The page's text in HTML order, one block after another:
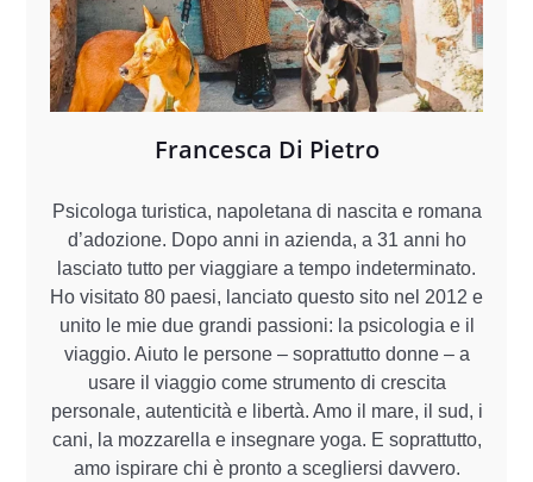
Francesca Di Pietro
Psicologa turistica, napoletana di nascita e romana
d’adozione. Dopo anni in azienda, a 31 anni ho
lasciato tutto per viaggiare a tempo indeterminato.
Ho visitato 80 paesi, lanciato questo sito nel 2012 e
unito le mie due grandi passioni: la psicologia e il
viaggio. Aiuto le persone – soprattutto donne – a
usare il viaggio come strumento di crescita
personale, autenticità e libertà. Amo il mare, il sud, i
cani, la mozzarella e insegnare yoga. E soprattutto,
amo ispirare chi è pronto a scegliersi davvero.